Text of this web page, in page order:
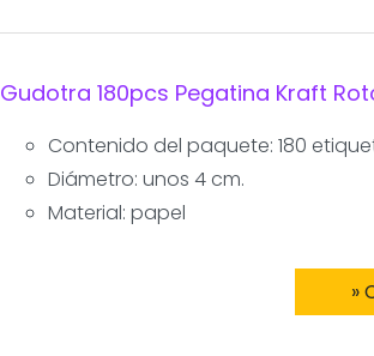
Gudotra 180pcs Pegatina Kraft
Contenido del paquete: 180
Diámetro: unos 4 cm.
Material: papel
»